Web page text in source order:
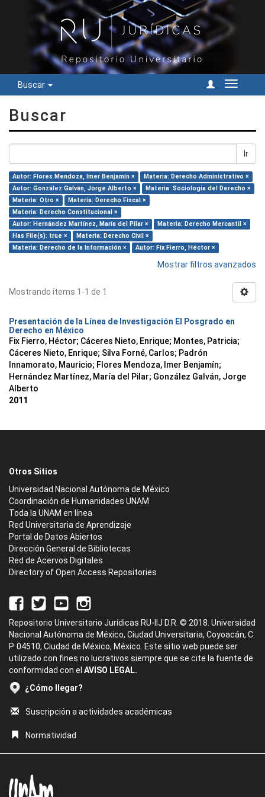
Buscar
Cambiar
Buscar
Ir
Autor: Flores Mendoza, Imer Benjamín ×
Materia: Derecho Administrativo ×
Autor: González Galván, Jorge Alberto ×
Materia: Sociología del Derecho ×
Materia: Otro ×
Materia: Derecho Fiscal ×
Materia: Derecho Constitucional ×
Autor: Hernández Martínez, María del Pilar ×
Materia: Derecho Mercantil ×
Has File(s): true ×
Materia: Derecho Civil ×
Materia: Derecho de la Información ×
Autor: Fix Fierro, Héctor ×
Mostrar filtros avanzados
Mostrando ítems 1-1 de 1
Presentación de la Línea de Investigación El Posgrado en
Derecho en México
Fix Fierro, Héctor; Cáceres Nieto, Enrique; Montes, Patricia;
Cáceres Nieto, Enrique; Silva Forné, Carlos; Padrón
Innamorato, Mauricio; Flores Mendoza, Imer Benjamín;
Hernández Martínez, María del Pilar; González Galván, Jorge
Alberto
2011
Otros Sitios
Universidad Nacional Autónoma de México
Coordinación de Humanidades UNAM
Toda la UNAM en línea
Red Universitaria de Aprendizaje
Portal de Datos Abiertos
Dirección General de Bibliotecas
Red de Acervos Digitales
Directory of Open Access Repositories
Repositorio Universitario Jurídicas RU-IIJ D.R. © 2018. Universidad
Nacional Autónoma de México, Ciudad Universitaria, Coyoacán, C.
P. 04510, Ciudad de México, México. Este sitio web puede ser
utilizado con fines no lucrativos siempre que se cite la fuente de
conformidad con el AVISO LEGAL.
¿Cómo llegar?
Suscripción a actividades académicas
Normatividad